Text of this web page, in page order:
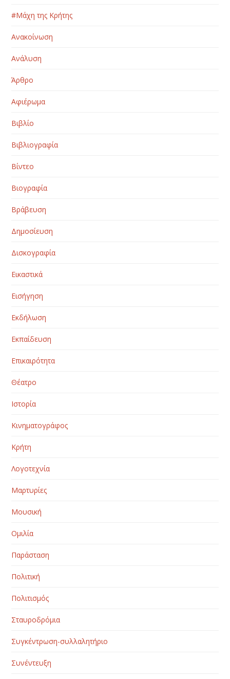
#Μάχη της Κρήτης
Ανακοίνωση
Ανάλυση
Άρθρο
Αφιέρωμα
Βιβλίο
Βιβλιογραφία
Βίντεο
Βιογραφία
Βράβευση
Δημοσίευση
Δισκογραφία
Εικαστικά
Εισήγηση
Εκδήλωση
Εκπαίδευση
Επικαιρότητα
Θέατρο
Ιστορία
Κινηματογράφος
Κρήτη
Λογοτεχνία
Μαρτυρίες
Μουσική
Ομιλία
Παράσταση
Πολιτική
Πολιτισμός
Σταυροδρόμια
Συγκέντρωση-συλλαλητήριο
Συνέντευξη